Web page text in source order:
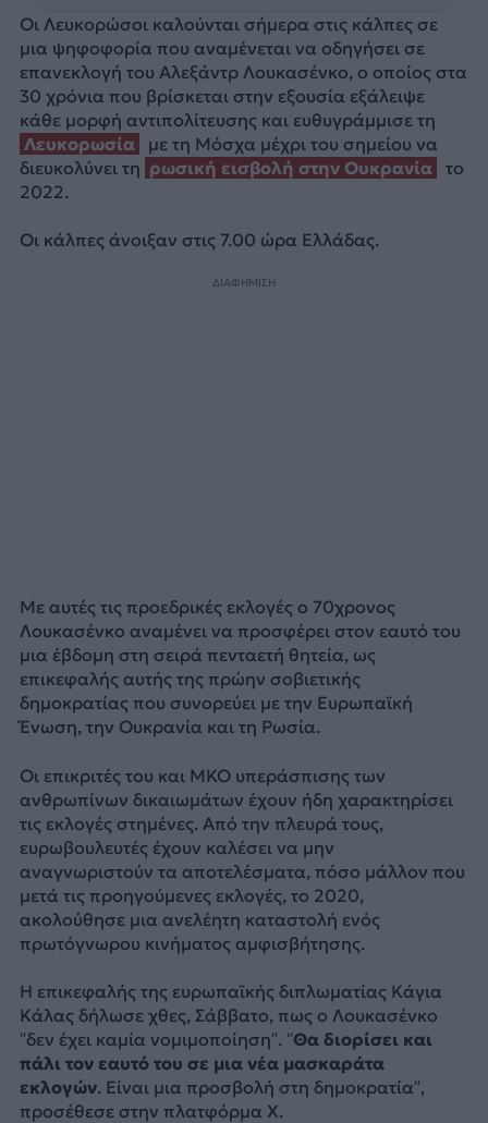
Οι Λευκορώσοι καλούνται σήμερα στις κάλπες σε
μια ψηφοφορία που αναμένεται να οδηγήσει σε
επανεκλογή του Αλεξάντρ Λουκασένκο, ο οποίος στα
30 χρόνια που βρίσκεται στην εξουσία εξάλειψε
κάθε μορφή αντιπολίτευσης και ευθυγράμμισε τη
Λευκορωσία
με τη Μόσχα μέχρι του σημείου να
διευκολύνει τη ρωσική εισβολή στην Ουκρανία
το
2022.
Οι κάλπες άνοιξαν στις 7.00 ώρα Ελλάδας.
ΔΙΑΦΗΜΙΣΗ
Με αυτές τις προεδρικές εκλογές ο 70χρονος
Λουκασένκο αναμένει να προσφέρει στον εαυτό του
μια έβδομη στη σειρά πενταετή θητεία, ως
επικεφαλής αυτής της πρώην σοβιετικής
δημοκρατίας που συνορεύει με την Ευρωπαϊκή
Ένωση, την Ουκρανία και τη Ρωσία.
Οι επικριτές του και ΜΚΟ υπεράσπισης των
ανθρωπίνων δικαιωμάτων έχουν ήδη χαρακτηρίσει
τις εκλογές στημένες. Από την πλευρά τους,
ευρωβουλευτές έχουν καλέσει να μην
αναγνωριστούν τα αποτελέσματα, πόσο μάλλον που
μετά τις προηγούμενες εκλογές, το 2020,
ακολούθησε μια ανελέητη καταστολή ενός
πρωτόγνωρου κινήματος αμφισβήτησης.
Η επικεφαλής της ευρωπαϊκής διπλωματίας Κάγια
Κάλας δήλωσε χθες, Σάββατο, πως ο Λουκασένκο
“δεν έχει καμία νομιμοποίηση”. “Θα διορίσει και
πάλι τον εαυτό του σε μια νέα μασκαράτα
εκλογών. Είναι μια προσβολή στη δημοκρατία”,
προσέθεσε στην πλατφόρμα X.